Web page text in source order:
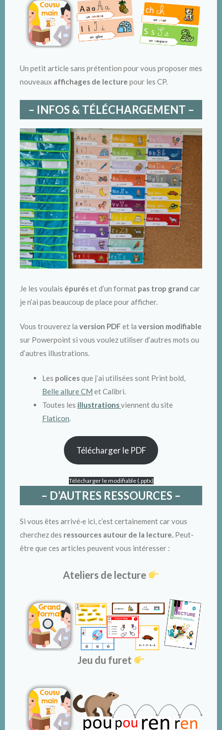
Un petit article sans prétention pour vous proposer mes
nouveaux affichages de lecture pour les CP.
– INFOS & TÉLÉCHARGEMENT –
Je les voulais épuréset d’un format pas trop grand car
je n’ai pas beaucoup de place pour afficher.
Vous trouverez la version PDF et la version modifiable
sur Powerpoint si vous voulez utiliser d’autres mots ou
d’autres illustrations.
Les policesque j’ai utilisées sont Print bold,
Belle allure CM et Calibri.
Toutes les illustrationsviennent du site
Flaticon.
Télécharger le PDF
Télécharger le modifiable (.pptx)
– D’AUTRES RESSOURCES –
Si vous êtes arrivé·e ici, c’est certainement car vous
cherchez des ressources autour de la lecture. Peut-
être que ces articles peuvent vous intéresser :
Ateliers de lecture
Jeu du furet